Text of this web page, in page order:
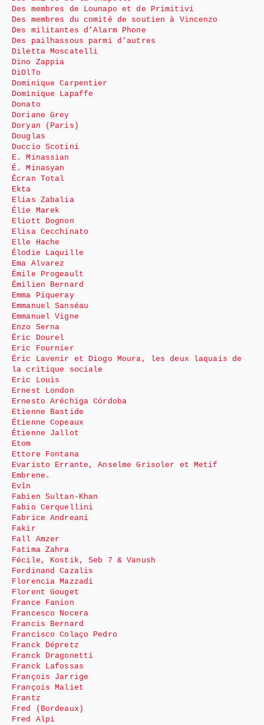
Des membres de Lounapo et de Primitivi
Des membres du comité de soutien à Vincenzo
Des militantes d’Alarm Phone
Des pailhassous parmi d’autres
Diletta Moscatelli
Dino Zappia
DiOlTo
Dominique Carpentier
Dominique Lapaffe
Donato
Doriane Grey
Doryan (Paris)
Douglas
Duccio Scotini
E. Minassian
É. Minasyan
Écran Total
Ekta
Elias Zabalia
Élie Marek
Eliott Dognon
Elisa Cecchinato
Elle Hache
Élodie Laquille
Ema Alvarez
Émile Progeault
Émilien Bernard
Emma Piqueray
Emmanuel Sanséau
Emmanuel Vigne
Enzo Serna
Éric Dourel
Eric Fournier
Éric Lavenir et Diogo Moura, les deux laquais de
la critique sociale
Eric Louis
Ernest London
Ernesto Aréchiga Córdoba
Etienne Bastide
Étienne Copeaux
Étienne Jallot
Etom
Ettore Fontana
Evaristo Errante, Anselme Grisoler et Metif
Embrene.
Evîn
Fabien Sultan-Khan
Fabio Cerquellini
Fabrice Andreani
Fakir
Fall Amzer
Fatima Zahra
Fécile, Kostik, Seb 7 & Vanush
Ferdinand Cazalis
Florencia Mazzadi
Florent Gouget
France Fanion
Francesco Nocera
Francis Bernard
Francisco Colaço Pedro
Franck Dépretz
Franck Dragonetti
Franck Lafossas
François Jarrige
François Maliet
Frantz
Fred (Bordeaux)
Fred Alpi